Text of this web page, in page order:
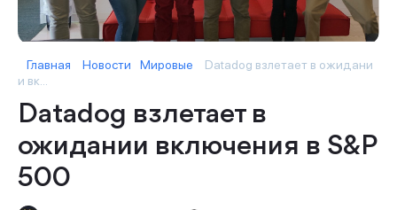
Главная Новости Мировые
Datadog взлетает в ожидани
и вк...
Datadog взлетает в
ожидании включения в S&P
500